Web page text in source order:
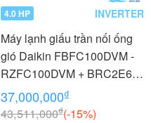
4.0 HP INVERTER
Máy lạnh giấu trần nối ống
gió Daikin FBFC100DVM -
RZFC100DVM + BRC2E61
4.0 HP (4 Ngựa) Inverter
37,000,000₫
43,511,000₫(-15%)